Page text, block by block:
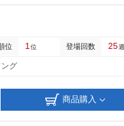
位 1 位 登場回数 25週
ング
商品購入